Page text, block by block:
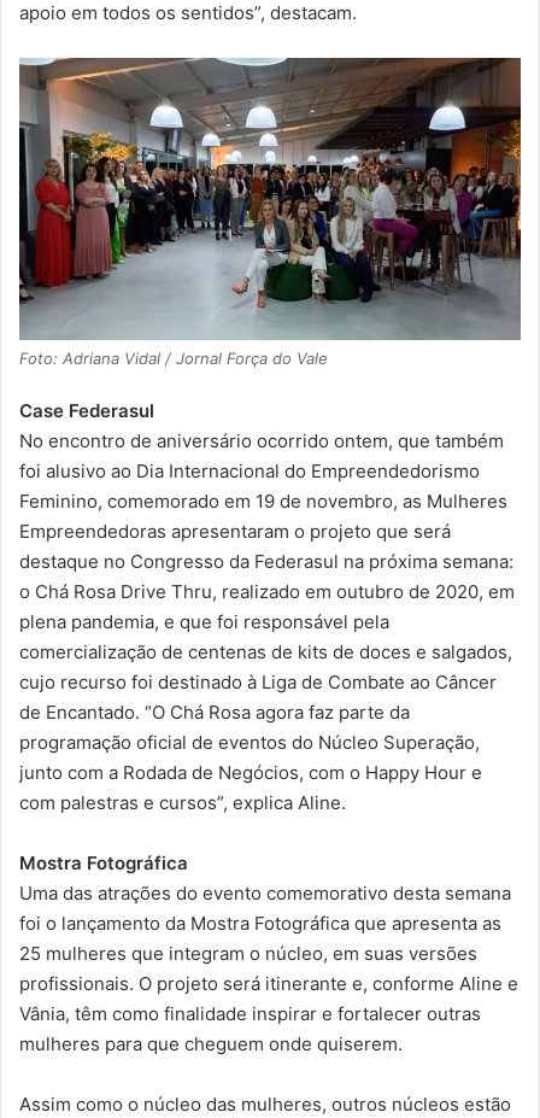
apoio em todos os sentidos”, destacam.
Foto: Adriana Vidal / Jornal Força do Vale
Case Federasul
No encontro de aniversário ocorrido ontem, que também
foi alusivo ao Dia Internacional do Empreendedorismo
Feminino, comemorado em 19 de novembro, as Mulheres
Empreendedoras apresentaram o projeto que será
destaque no Congresso da Federasul na próxima semana:
o Chá Rosa Drive Thru, realizado em outubro de 2020, em
plena pandemia, e que foi responsável pela
comercialização de centenas de kits de doces e salgados,
cujo recurso foi destinado à Liga de Combate ao Câncer
de Encantado. “O Chá Rosa agora faz parte da
programação oficial de eventos do Núcleo Superação,
junto com a Rodada de Negócios, com o Happy Hour e
com palestras e cursos”, explica Aline.
Mostra Fotográfica
Uma das atrações do evento comemorativo desta semana
foi o lançamento da Mostra Fotográfica que apresenta as
25 mulheres que integram o núcleo, em suas versões
profissionais. O projeto será itinerante e, conforme Aline e
Vânia, têm como finalidade inspirar e fortalecer outras
mulheres para que cheguem onde quiserem.
Assim como o núcleo das mulheres, outros núcleos estão